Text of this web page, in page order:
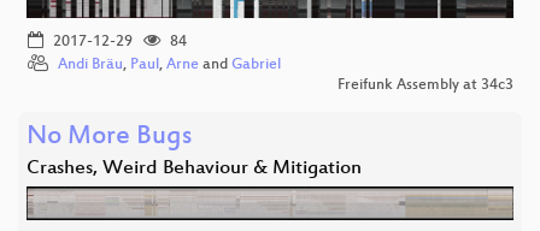
2017-12-29
84
Andi Bräu, Paul, Arne and Gabriel
Freifunk Assembly at 34c3
No More Bugs
Crashes, Weird Behaviour & Mitigation